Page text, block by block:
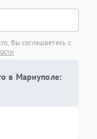
Вы соглашаетесь с
в Мариуполе: